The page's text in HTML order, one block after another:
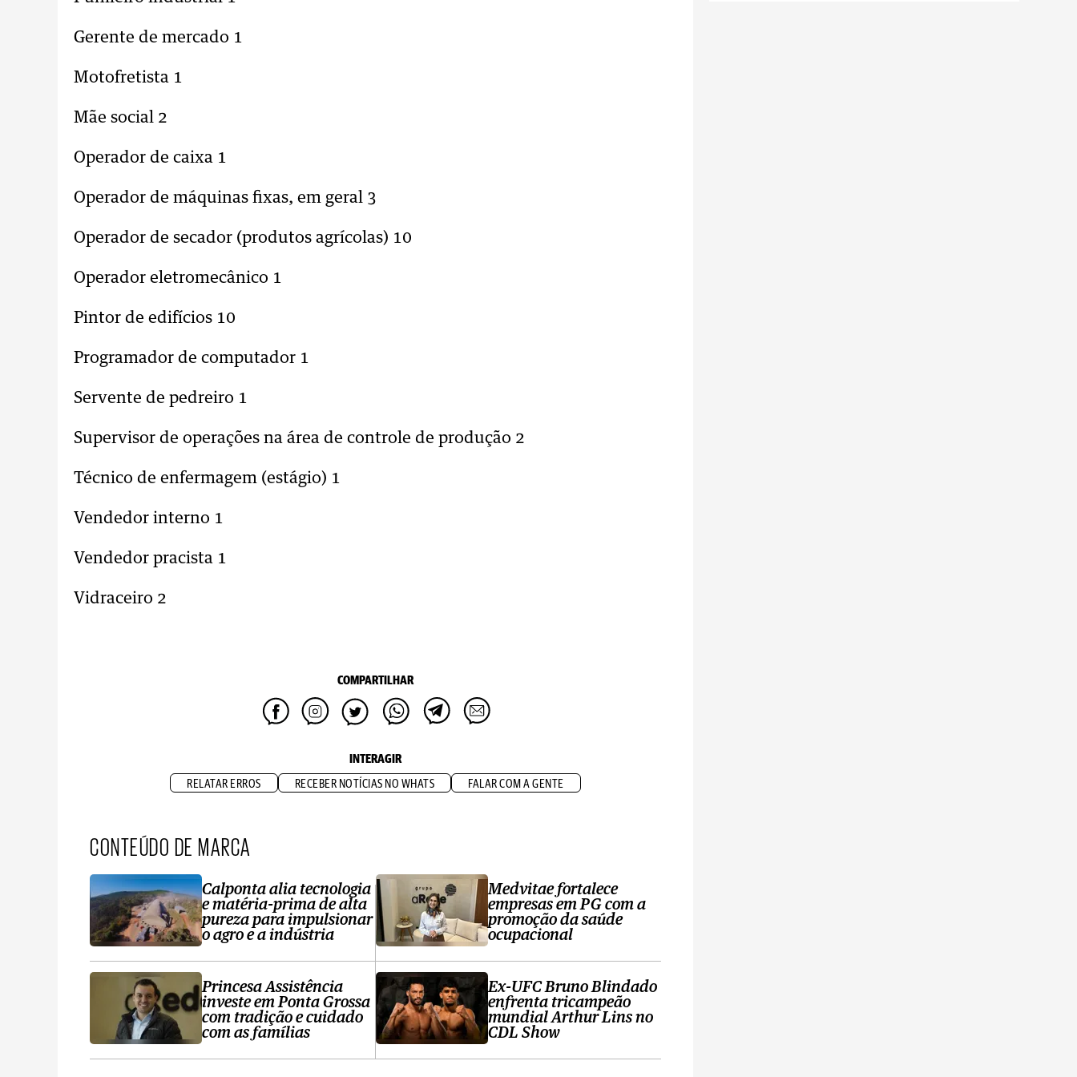
Gerente de mercado 1
Motofretista 1
Mãe social 2
Operador de caixa 1
Operador de máquinas fixas, em geral 3
Operador de secador (produtos agrícolas) 10
Operador eletromecânico 1
Pintor de edifícios 10
Programador de computador 1
Servente de pedreiro 1
Supervisor de operações na área de controle de produção 2
Técnico de enfermagem (estágio) 1
Vendedor interno 1
Vendedor pracista 1
Vidraceiro 2
COMPARTILHAR
INTERAGIR
RELATAR ERROS RECEBER NOTÍCIAS NO WHATS FALAR COM A GENTE
CONTEÚDO DE MARCA
Calponta alia tecnologia
e matéria-prima de alta
pureza para impulsionar
o agro e a indústria
Princesa Assistência
investe em Ponta Grossa
com tradição e cuidado
com as famílias
Medvitae fortalece
empresas em PG com a
promoção da saúde
ocupacional
Ex-UFC Bruno Blindado
enfrenta tricampeão
mundial Arthur Lins no
CDL Show